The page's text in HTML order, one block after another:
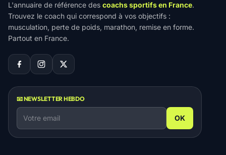
L'annuaire de référence des coachs sportifs en France.
Trouvez le coach qui correspond à vos objectifs :
musculation, perte de poids, marathon, remise en forme.
Partout en France.
📧 NEWSLETTER HEBDO
OK